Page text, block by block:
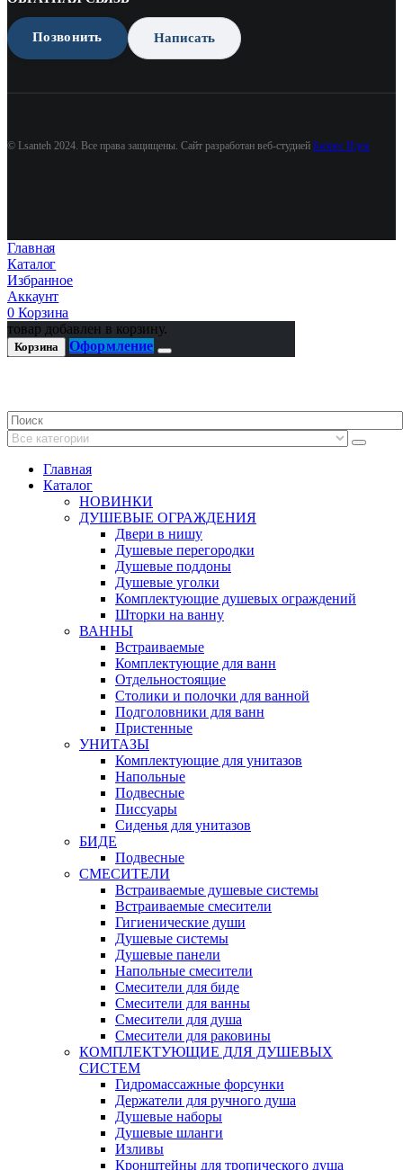
Позвонить Написать
© Lsanteh 2024. Все права защищены. Сайт разработан веб-студией Бизнес Идея
Главная
Каталог
Избранное
Аккаунт
0 Корзина
товар добавлен в корзину.
Корзина Оформление
Главная
Каталог
НОВИНКИ
ДУШЕВЫЕ ОГРАЖДЕНИЯ
Двери в нишу
Душевые перегородки
Душевые поддоны
Душевые уголки
Комплектующие душевых ограждений
Шторки на ванну
ВАННЫ
Встраиваемые
Комплектующие для ванн
Отдельностоящие
Столики и полочки для ванной
Подголовники для ванн
Пристенные
УНИТАЗЫ
Комплектующие для унитазов
Напольные
Подвесные
Писсуары
Сиденья для унитазов
БИДЕ
Подвесные
СМЕСИТЕЛИ
Встраиваемые душевые системы
Встраиваемые смесители
Гигиенические души
Душевые системы
Душевые панели
Напольные смесители
Смесители для биде
Смесители для ванны
Смесители для душа
Смесители для раковины
КОМПЛЕКТУЮЩИЕ ДЛЯ ДУШЕВЫХ
СИСТЕМ
Гидромассажные форсунки
Держатели для ручного душа
Душевые наборы
Душевые шланги
Изливы
Кронштейны для тропического душа